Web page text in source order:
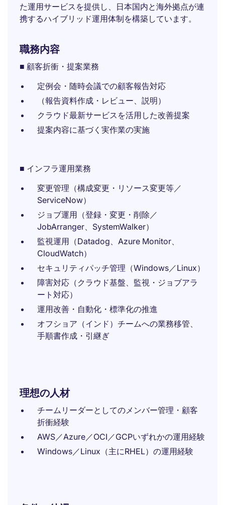
た運用サービスを提供し、日本国内と海外拠点が連
携するハイブリッド運用体制を構築しています。
職務内容
■ 顧客折衝・提案業務
定例会・随時会議での顧客報告対応
（報告資料作成・レビュー、説明）
クラウド最新サービスを活用した改善提案
提案内容に基づく実作業の実施
■ インフラ運用業務
変更管理（構成変更・リソース変更等／
ServiceNow）
ジョブ運用（登録・変更・削除／
JobArranger、SystemWalker）
監視運用（Datadog、Azure Monitor、
CloudWatch）
セキュリティパッチ管理（Windows／Linux）
障害対応（クラウド基盤、監視・ジョブアラ
ート対応）
運用改善・自動化・標準化の推進
オフショア（インド）チームへの業務移管、
手順書作成・引継ぎ
理想の人材
チームリーダーとしてのメンバー管理・顧客
折衝経験
AWS／Azure／OCI／GCPいずれかの運用経験
Windows／Linux（主にRHEL）の運用経験